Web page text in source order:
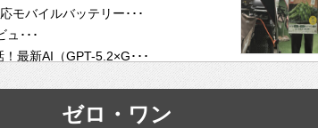
モバイルバッテリー･･･
ュ･･･
！最新AI（GPT-5.2×G･･･
Luma Ultra･･･
トシステム、”自分が今話し･･･
ゼロ・ワン